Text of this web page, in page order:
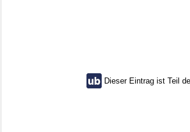
Dieser Eintrag ist Teil